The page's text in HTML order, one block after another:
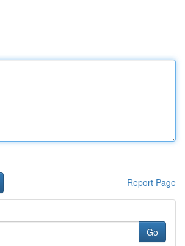
Report Page
Go